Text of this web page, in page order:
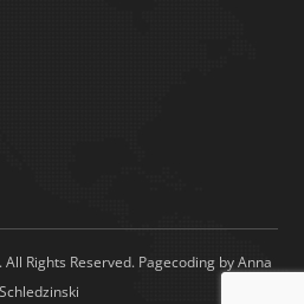
Rights Reserved. Pagecoding by Anna
Schledzinski